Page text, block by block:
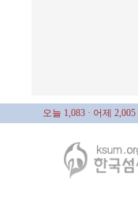
오늘 1,083 · 어제 2,005